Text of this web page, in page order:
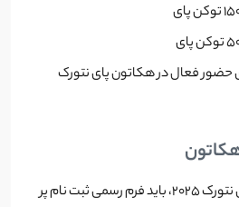
پای
پای
حضور فعال در هکاتون پای نتورک
برای شرکت در هکاتون پای نتورک ۲۰۲۵، باید فرم رسمی ثبت نام پر